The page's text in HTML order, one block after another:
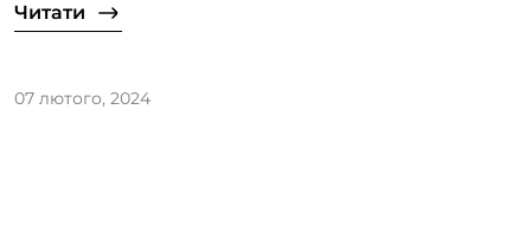
Читати
07 лютого, 2024